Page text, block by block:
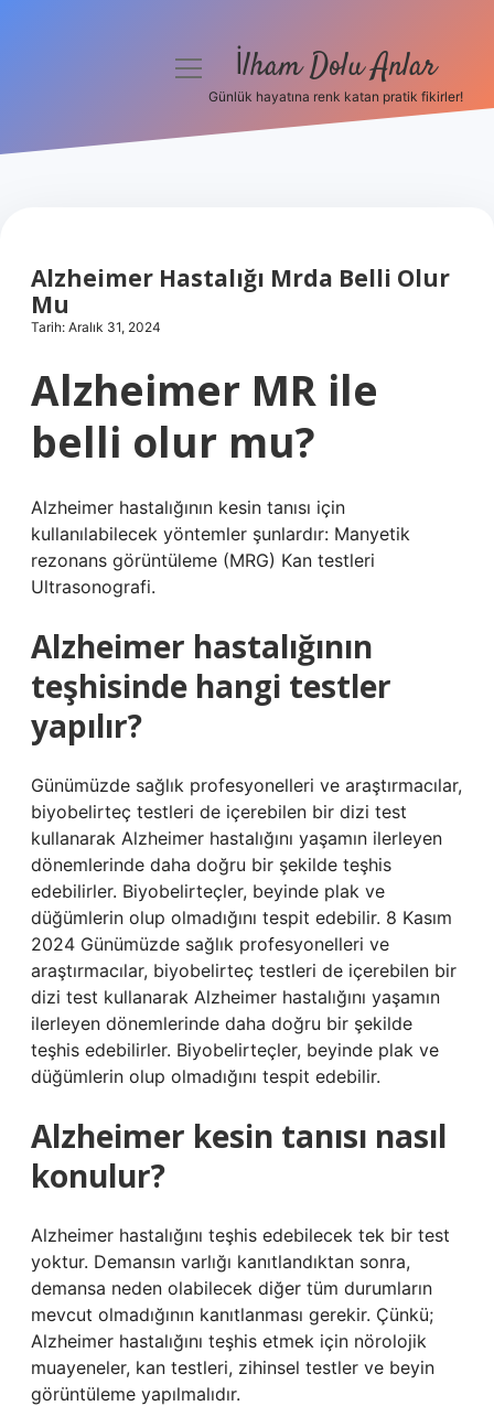
Hakkımızda
menüyü İlham Dolu Anlar
Günlük hayatına renk katan pratik fikirler!
Alzheimer Hastalığı Mrda Belli Olur
Mu
Tarih: Aralık 31, 2024
Alzheimer MR ile
belli olur mu?
Alzheimer hastalığının kesin tanısı için
kullanılabilecek yöntemler şunlardır: Manyetik
rezonans görüntüleme (MRG) Kan testleri
Ultrasonografi.
Alzheimer hastalığının
teşhisinde hangi testler
yapılır?
Günümüzde sağlık profesyonelleri ve araştırmacılar,
biyobelirteç testleri de içerebilen bir dizi test
kullanarak Alzheimer hastalığını yaşamın ilerleyen
dönemlerinde daha doğru bir şekilde teşhis
edebilirler. Biyobelirteçler, beyinde plak ve
düğümlerin olup olmadığını tespit edebilir. 8 Kasım
2024 Günümüzde sağlık profesyonelleri ve
araştırmacılar, biyobelirteç testleri de içerebilen bir
dizi test kullanarak Alzheimer hastalığını yaşamın
ilerleyen dönemlerinde daha doğru bir şekilde
teşhis edebilirler. Biyobelirteçler, beyinde plak ve
düğümlerin olup olmadığını tespit edebilir.
Alzheimer kesin tanısı nasıl
konulur?
Alzheimer hastalığını teşhis edebilecek tek bir test
yoktur. Demansın varlığı kanıtlandıktan sonra,
demansa neden olabilecek diğer tüm durumların
mevcut olmadığının kanıtlanması gerekir. Çünkü;
Alzheimer hastalığını teşhis etmek için nörolojik
muayeneler, kan testleri, zihinsel testler ve beyin
görüntüleme yapılmalıdır.